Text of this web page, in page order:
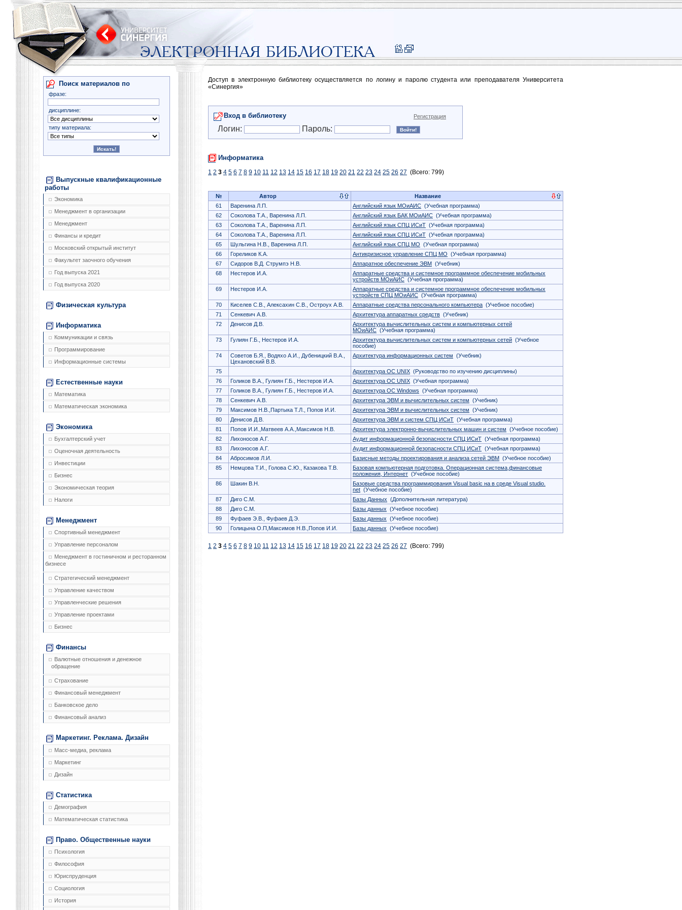
Поиск материалов по
фразе:
дисциплине:
типу материала:
Выпускные квалификационные
работы
Экономика
Менеджмент в организации
Менеджмент
Финансы и кредит
Московский открытый институт
Факультет заочного обучения
Год выпуска 2021
Год выпуска 2020
Физическая культура
Информатика
Коммуникации и связь
Программирование
Информационные системы
Естественные науки
Математика
Математическая экономика
Экономика
Бухгалтерский учет
Оценочная деятельность
Инвестиции
Бизнес
Экономическая теория
Налоги
Менеджмент
Спортивный менеджмент
Управление персоналом
Менеджмент в гостиничном и ресторанном
бизнесе
Стратегический менеджмент
Управление качеством
Управленческие решения
Управление проектами
Бизнес
Финансы
Валютные отношения и денежное
обращение
Страхование
Финансовый менеджмент
Банковское дело
Финансовый анализ
Маркетинг. Реклама. Дизайн
Масс-медиа, реклама
Маркетинг
Дизайн
Статистика
Демография
Математическая статистика
Право. Общественные науки
Психология
Философия
Юриспруденция
Социология
История
Доступ в электронную библиотеку осуществляется по логину и паролю студента или преподавателя Университета
«Синергия»
Вход в библиотеку Регистрация
Логин: Пароль:
Информатика
1 2 3 4 5 6 7 8 9 10 11 12 13 14 15 16 17 18 19 20 21 22 23 24 25 26 27 (Всего: 799)
№ Автор
Название
61
Варенина Л.П. Английский язык МОиАИС (Учебная программа)
62
Соколова Т.А., Варенина Л.П. Английский язык БАК МОиАИС (Учебная программа)
63
Соколова Т.А., Варенина Л.П. Английский язык СПЦ ИСиТ (Учебная программа)
64
Соколова Т.А., Варенина Л.П. Английский язык СПЦ ИСиТ (Учебная программа)
65
Шульгина Н.В., Варенина Л.П. Английский язык СПЦ МО (Учебная программа)
66
Гореликов К.А. Антикризисное управление СПЦ МО (Учебная программа)
67
Сидоров В.Д. Струмпэ Н.В. Аппаратное обеспечение ЭВМ (Учебник)
68
Нестеров И.А.
Аппаратные средства и системное программное обеспечение мобильных
устройств МОиАИС (Учебная программа)
69
Нестеров И.А.
Аппаратные средства и системное программное обеспечение мобильных
устройств СПЦ МОиАИС (Учебная программа)
70
Киселев С.В., Алексахин С.В., Остроух А.В. Аппаратные средства персонального компьютера (Учебное пособие)
71
Сенкевич А.В. Архитектура аппаратных средств (Учебник)
72
Денисов Д.В.
Архитектура вычислительных систем и компьютерных сетей
МОиАИС (Учебная программа)
73
Гулиян Г.Б., Нестеров И.А. Архитектура вычислительных систем и компьютерных сетей (Учебное
пособие)
74
Советов Б.Я., Водяхо А.И., Дубеницкий В.А.,
Цехановский В.В.
Архитектура информационных систем (Учебник)
75 Архитектура ОС UNIX (Руководство по изучению дисциплины)
76
Голиков В.А., Гулиян Г.Б., Нестеров И.А. Архитектура ОС UNIX (Учебная программа)
77
Голиков В.А., Гулиян Г.Б., Нестеров И.А. Архитектура ОС Windows (Учебная программа)
78
Сенкевич А.В. Архитектура ЭВМ и вычислительных систем (Учебник)
79
Максимов Н.В.,Партыка Т.Л., Попов И.И. Архитектура ЭВМ и вычислительных систем (Учебник)
80
Денисов Д.В. Архитектура ЭВМ и систем СПЦ ИСиТ (Учебная программа)
81
Попов И.И.,Матвеев А.А.,Максимов Н.В. Архитектура электронно-вычислительных машин и систем (Учебное пособие)
82
Лихоносов А.Г. Аудит информационной безопасности СПЦ ИСиТ (Учебная программа)
83
Лихоносов А.Г. Аудит информационной безопасности СПЦ ИСиТ (Учебная программа)
84
Абросимов Л.И. Базисные методы проектирования и анализа сетей ЭВМ (Учебное пособие)
85
Немцова Т.И., Голова С.Ю., Казакова Т.В.
Базовая компьютерная подготовка. Операционная система,финансовые
положения, Интернет (Учебное пособие)
86
Шакин В.Н.
Базовые средства программирования Visual basic на в среде Visual studio.
net (Учебное пособие)
87
Диго С.М. Базы Данных (Дополнительная литература)
88
Диго С.М. Базы данных (Учебное пособие)
89
Фуфаев Э.В., Фуфаев Д.Э. Базы данных (Учебное пособие)
90
Голицына О.П,Максимов Н.В.,Попов И.И. Базы данных (Учебное пособие)
1 2 3 4 5 6 7 8 9 10 11 12 13 14 15 16 17 18 19 20 21 22 23 24 25 26 27 (Всего: 799)